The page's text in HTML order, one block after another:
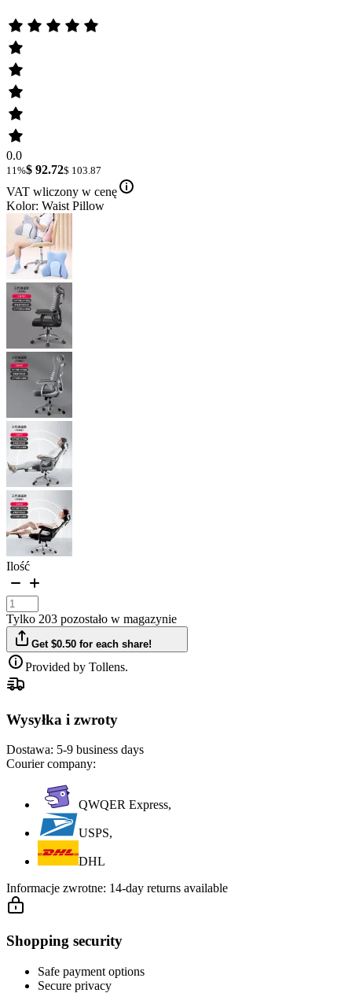
0.0
11%$ 92.72$ 103.87
VAT wliczony w cenę
Kolor: Waist Pillow
Ilość
Tylko 203 pozostało w magazynie
Get $0.50 for each share!
Provided by Tollens.
Wysyłka i zwroty
Dostawa: 5-9 business days
Courier company:
QWQER Express,
USPS,
DHL
Informacje zwrotne: 14-day returns available
Shopping security
Safe payment options
Secure privacy